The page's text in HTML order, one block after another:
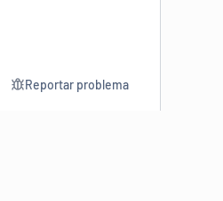
Reportar problema